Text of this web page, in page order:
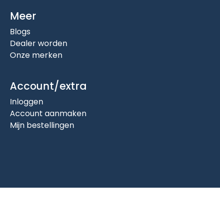
Meer
Blogs
Dealer worden
Onze merken
Account/extra
Inloggen
Account aanmaken
Mijn bestellingen